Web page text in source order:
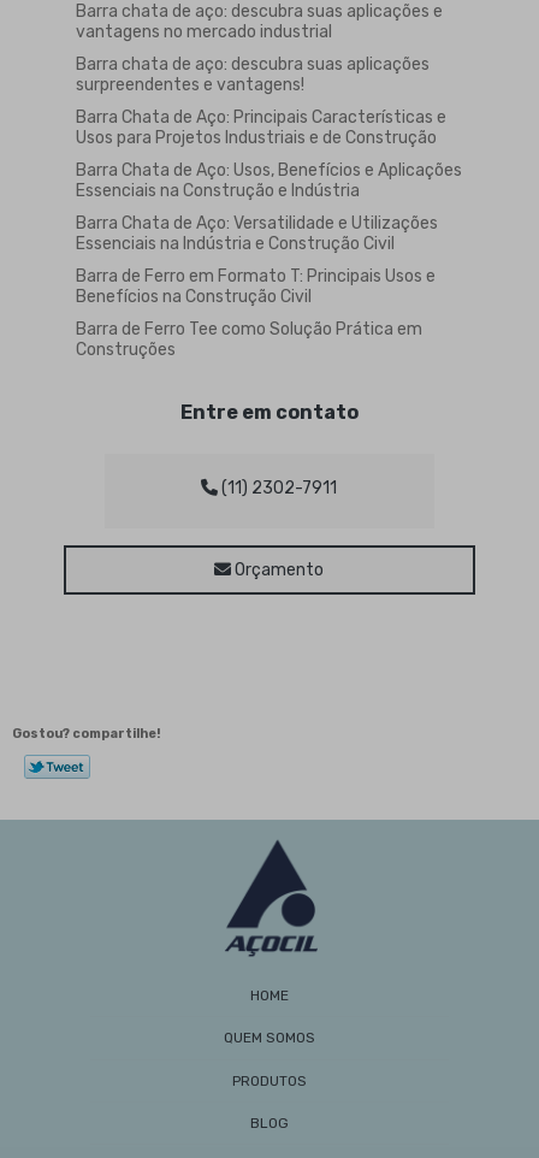
Barra chata de aço: descubra suas aplicações e
vantagens no mercado industrial
Barra chata de aço: descubra suas aplicações
surpreendentes e vantagens!
Barra Chata de Aço: Principais Características e
Usos para Projetos Industriais e de Construção
Barra Chata de Aço: Usos, Benefícios e Aplicações
Essenciais na Construção e Indústria
Barra Chata de Aço: Versatilidade e Utilizações
Essenciais na Indústria e Construção Civil
Barra de Ferro em Formato T: Principais Usos e
Benefícios na Construção Civil
Barra de Ferro Tee como Solução Prática em
Construções
Barra de Ferro Tipo Tee: Guia Completo para
Barra Sextavada de Aço é Ideal para Projetos
Estruturais e Mecânicos
Barra Sextavada de Aço para Projetos Estruturais
Barra Sextavada: Como Escolher e Utilizar Esse
Material em Projetos
Material em Seus Projetos
Barras de Aço: Guia Completo de Aplicações,
Benefícios e Como Escolher para Seus Projetos
Cantoneira de Ferro é Essencial para Estruturas
Melhores Ofertas e Economizar na Obra
Melhores Ofertas e Economizar na Sua Obra
Cantoneiras de Aço à Venda Aumentam
Entre em contato
(11) 2302-7911
Orçamento
Gostou? compartilhe!
HOME
QUEM SOMOS
PRODUTOS
BLOG